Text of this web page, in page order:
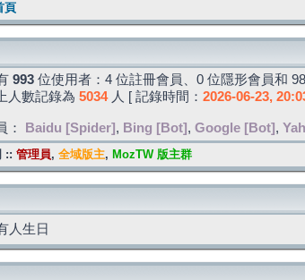
頁
993 位使用者：4 位註冊會員、0 位隱形會員和
人數記錄為 5034人 [ 記錄時間： 2026-06-23,
： Baidu [Spider] , Bing [Bot] , Google [Bot] ,
:: 管理員, 全域版主, MozTW 版主群
人生日